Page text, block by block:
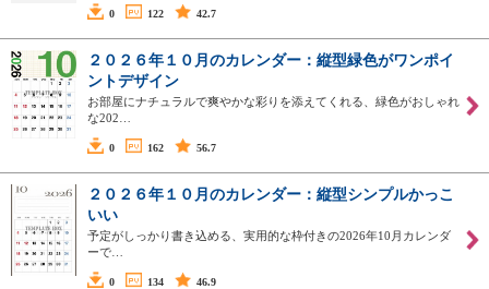
0 122 42.7
２０２６年１０月のカレンダー：縦型緑色がワンポイ
ントデザイン
お部屋にナチュラルで爽やかな彩りを添えてくれる、緑色がおしゃれ
な202…
0 162 56.7
２０２６年１０月のカレンダー：縦型シンプルかっこ
いい
予定がしっかり書き込める、実用的な枠付きの2026年10月カレンダ
ーで…
0 134 46.9